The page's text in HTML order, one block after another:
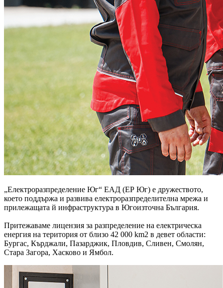
„Електроразпределение Юг“ ЕАД (ЕР Юг) е дружеството,
което поддържа и развива електроразпределителна мрежа и
прилежащата й инфраструктура в Югоизточна България.
Притежаваме лицензия за разпределение на електрическа
енергия на територия от близо 42 000 km2 в девет области:
Бургас, Кърджали, Пазарджик, Пловдив, Сливен, Смолян,
Стара Загора, Хасково и Ямбол.